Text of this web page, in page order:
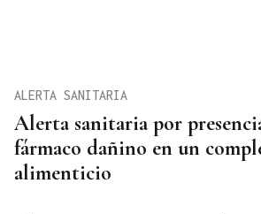
Alerta sanitaria por
fármaco dañino en un
alimenticio
ALERTA SANITARIA